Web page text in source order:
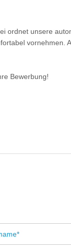
ordnet unsere
vornehmen.
Bewerbung!